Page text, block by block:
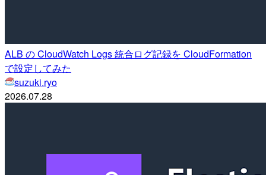
ALB の CloudWatch Logs 統合ログ記録を CloudFormation
で設定してみた
suzuki.ryo
2026.07.28